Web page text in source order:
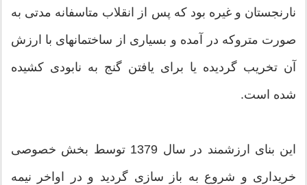
نارنجستان و غیره بود که پس از انقلاب متاسفانه مدتی به
صورت متروکه در آمده و بسیاری از ساختمانهای با ارزش
آن تخریب گردیده یا برای یافتن گنج به نابودی کشیده
شده است.
این بنای ارزشمند در سال 1379 توسط بخش خصوصی
خریداری و شروع به باز سازی گردید و در اواخر نیمه